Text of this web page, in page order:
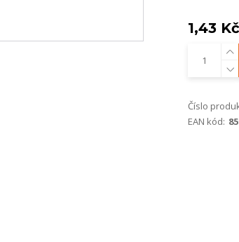
1,43 Kč
Číslo
EAN kód: